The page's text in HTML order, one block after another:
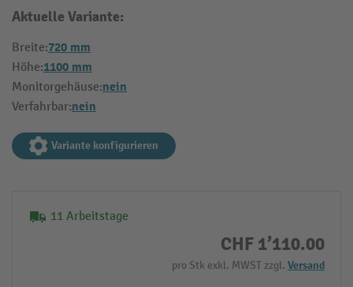
Aktuelle Variante:
Breite:720 mm
Höhe:1100 mm
Monitorgehäuse:nein
Verfahrbar:nein
Variante konfigurieren
11 Arbeitstage
CHF 1’110.00
pro Stk exkl. MWST zzgl. Versand